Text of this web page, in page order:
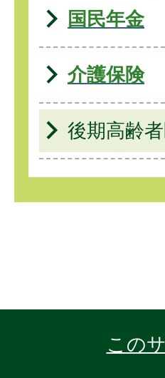
国民年金
介護保険
後期高齢
この